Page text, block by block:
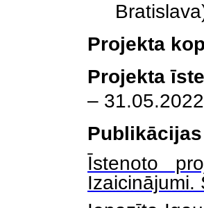
Projekta
Projekta
–
Īstenoto
Izaicinājumi.